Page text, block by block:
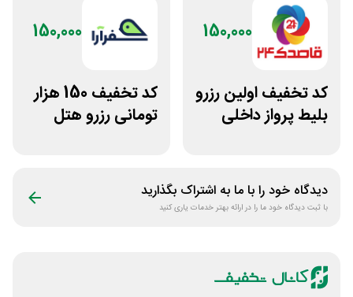
150,000
کد تخفیف اولین رزرو
بلیط پرواز داخلی
150,000
کد تخفیف 150 هزار
تومانی رزرو هتل
دیدگاه خود را با ما به اشتراک بگذارید
با ثبت دیدگاه خود ما را در ارائه بهتر خدمات یاری کنید